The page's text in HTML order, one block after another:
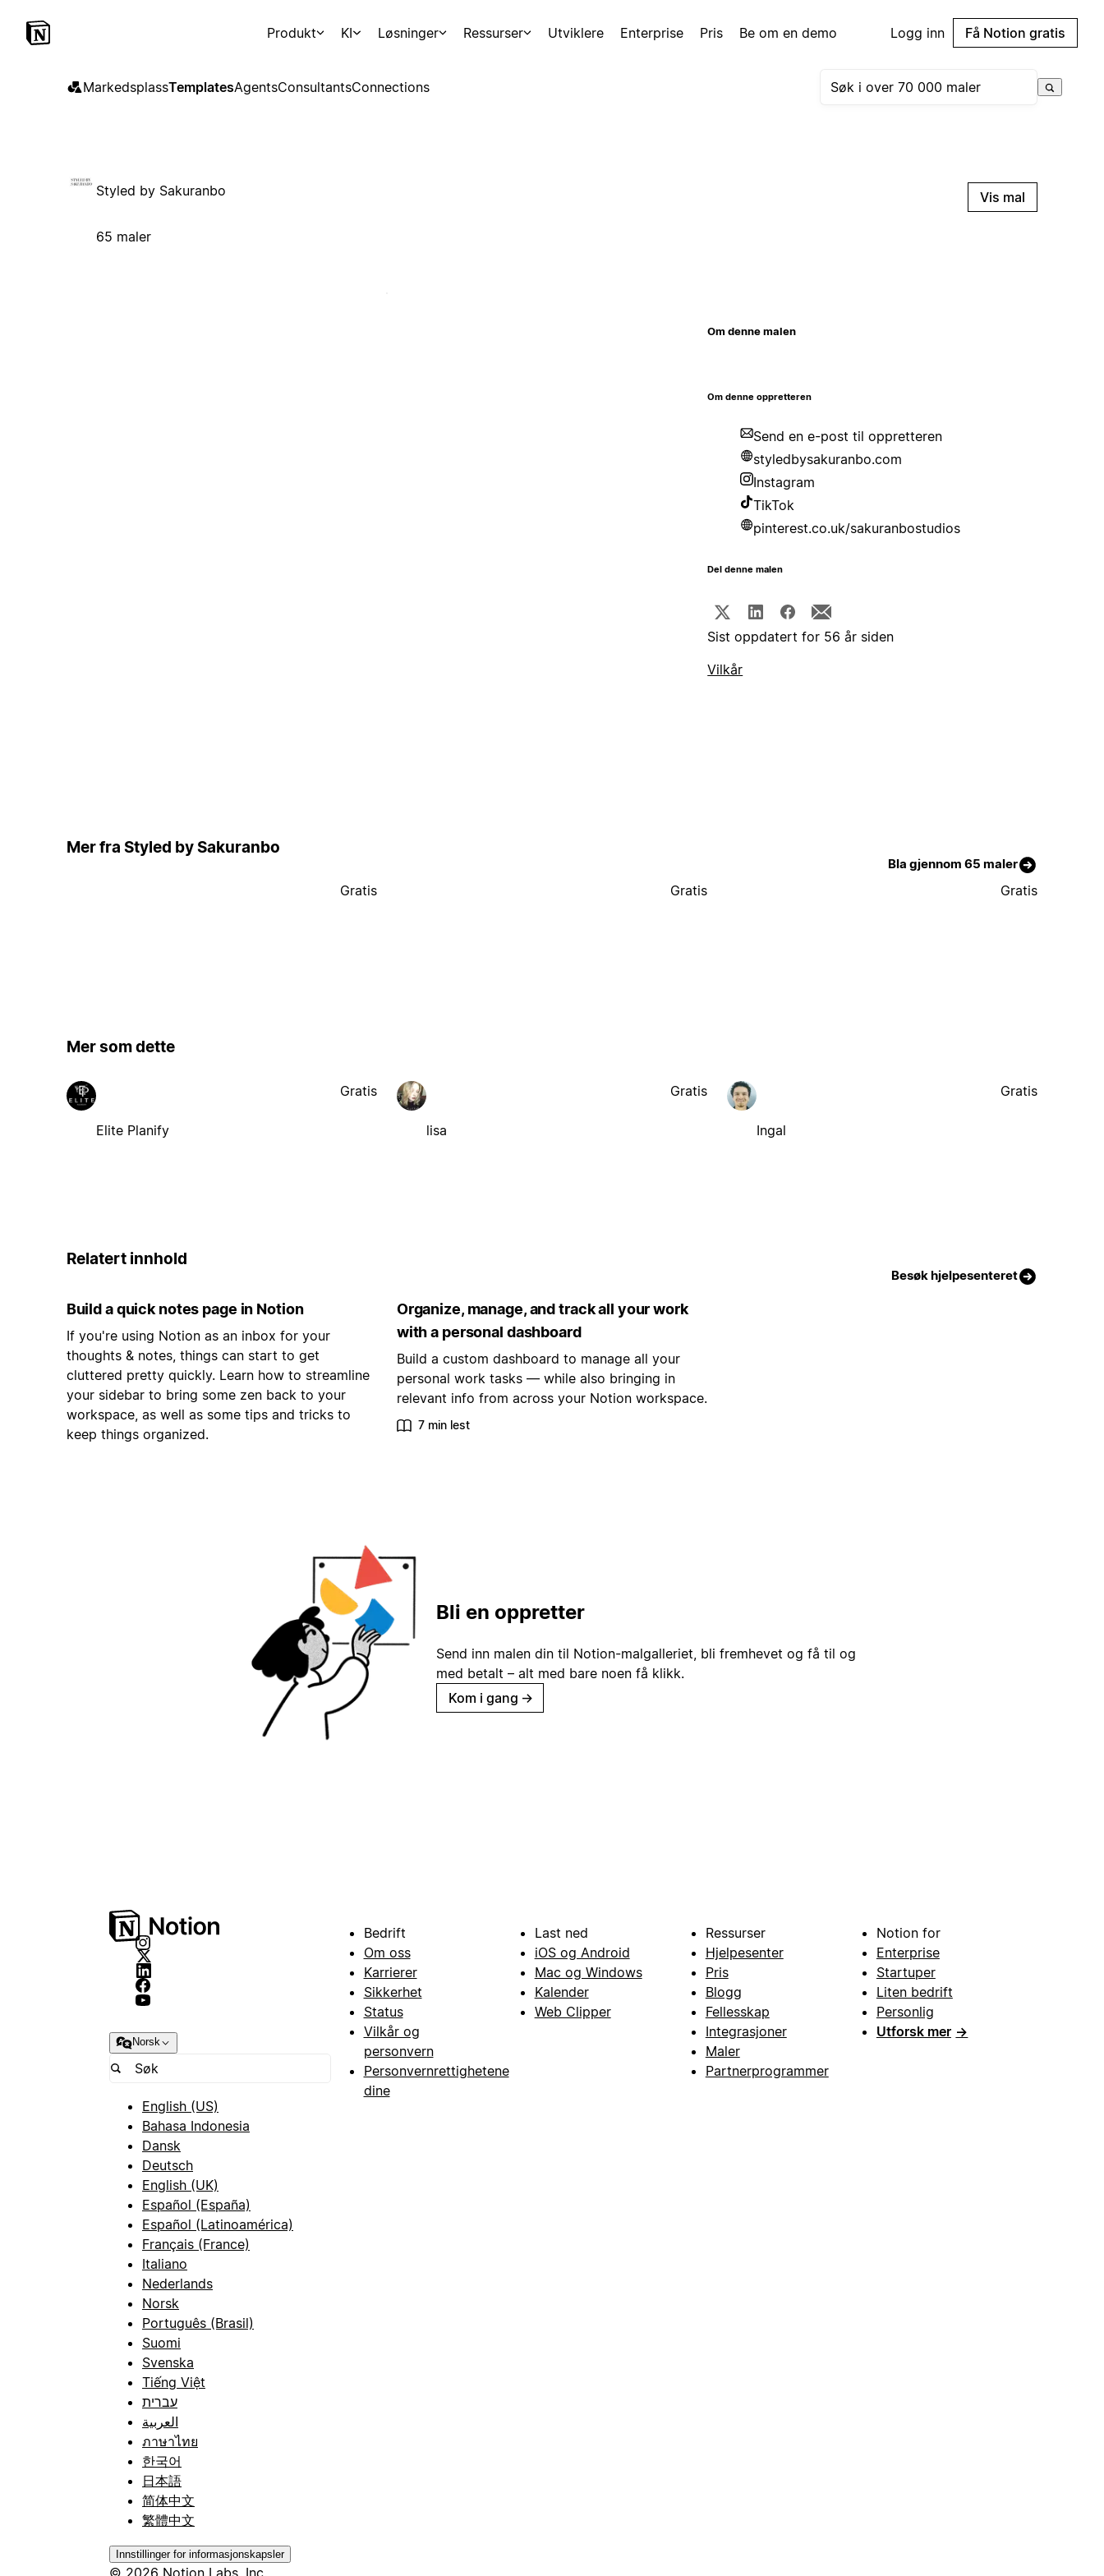
Produkt KI Løsninger Ressurser Utviklere Enterprise Pris Be om en demo Logg inn Få Notion gratis
MarkedsplassTemplatesAgentsConsultantsConnections
Styled by Sakuranbo
65 maler
Vis mal
Om denne malen
Om denne oppretteren
Send en e-post til oppretteren
styledbysakuranbo.com
Instagram
TikTok
pinterest.co.uk/sakuranbostudios
Del denne malen
Sist oppdatert for 56 år siden
Vilkår
Mer fra Styled by Sakuranbo
Bla gjennom 65 maler
Gratis Gratis Gratis
Mer som dette
Elite Planify
Gratis
lisa
Gratis
Ingal
Gratis
Relatert innhold
Besøk hjelpesenteret
Build a quick notes page in Notion
If you're using Notion as an inbox for your
thoughts & notes, things can start to get
cluttered pretty quickly. Learn how to streamline
your sidebar to bring some zen back to your
workspace, as well as some tips and tricks to
keep things organized.
Organize, manage, and track all your work
with a personal dashboard
Build a custom dashboard to manage all your
personal work tasks — while also bringing in
relevant info from across your Notion workspace.
7 min lest
Bli en oppretter
Send inn malen din til Notion-malgalleriet, bli fremhevet og få til og
med betalt – alt med bare noen få klikk.
Kom i gang →
Norsk
English (US)
Bahasa Indonesia
Dansk
Deutsch
English (UK)
Español (España)
Español (Latinoamérica)
Français (France)
Italiano
Nederlands
Norsk
Português (Brasil)
Suomi
Svenska
Tiếng Việt
עברית
العربية
ภาษาไทย
한국어
日本語
简体中文
繁體中文
Innstillinger for informasjonskapsler
© 2026 Notion Labs, Inc.
Bedrift
Om oss
Karrierer
Sikkerhet
Status
Vilkår og
personvern
Personvernrettighetene
dine
Last ned
iOS og Android
Mac og Windows
Kalender
Web Clipper
Ressurser
Hjelpesenter
Pris
Blogg
Fellesskap
Integrasjoner
Maler
Partnerprogrammer
Notion for
Enterprise
Startuper
Liten bedrift
Personlig
Utforsk mer →